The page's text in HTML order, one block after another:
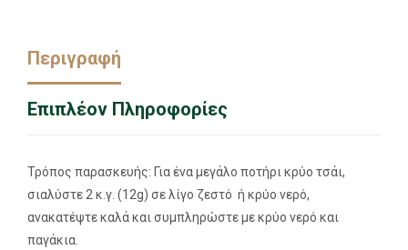
Περιγραφή
Επιπλέον Πληροφορίες
Τρόπος παρασκευής: Για ένα μεγάλο ποτήρι κρύο τσάι,
σιαλύστε 2 κ.γ. (12g) σε λίγο ζεστό ή κρύο νερό,
ανακατέψτε καλά και συμπληρώστε με κρύο νερό και
παγάκια.